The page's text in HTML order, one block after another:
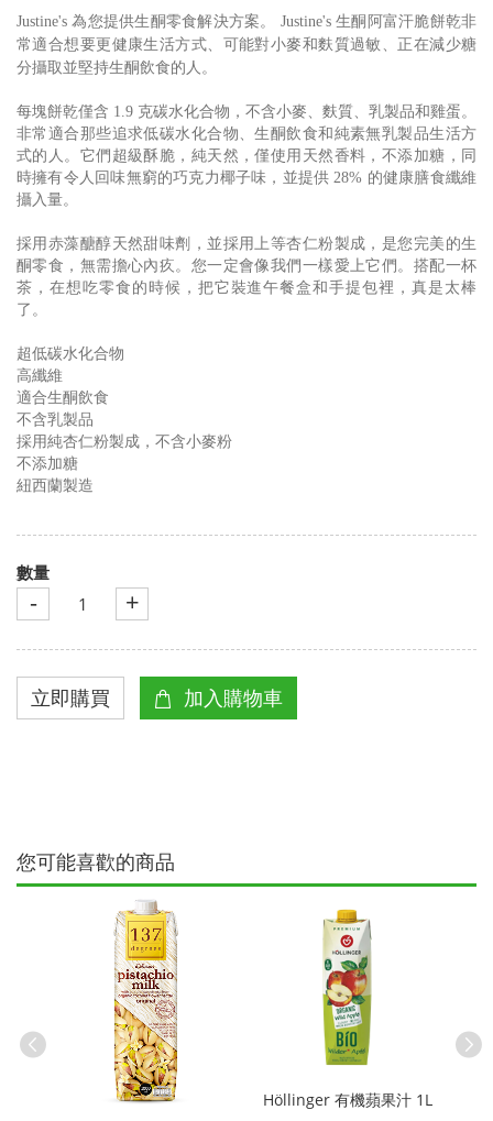
Justine's 為您提供生酮零食解決方案。 Justine's 生酮阿富汗脆餅乾非
常適合想要更健康生活方式、可能對小麥和麩質過敏、正在減少糖
分攝取並堅持生酮飲食的人。
每塊餅乾僅含 1.9 克碳水化合物，不含小麥、麩質、乳製品和雞蛋。
非常適合那些追求低碳水化合物、生酮飲食和純素無乳製品生活方
式的人。它們超級酥脆，純天然，僅使用天然香料，不添加糖，同
時擁有令人回味無窮的巧克力椰子味，並提供 28% 的健康膳食纖維
攝入量。
採用赤藻醣醇天然甜味劑，並採用上等杏仁粉製成，是您完美的生
酮零食，無需擔心內疚。您一定會像我們一樣愛上它們。搭配一杯
茶，在想吃零食的時候，把它裝進午餐盒和手提包裡，真是太棒
了。
超低碳水化合物
高纖維
適合生酮飲食
不含乳製品
採用純杏仁粉製成，不含小麥粉
不添加糖
紐西蘭製造
數量
- +
您可能喜歡的商品
Höllinger 有機蘋果汁 1L